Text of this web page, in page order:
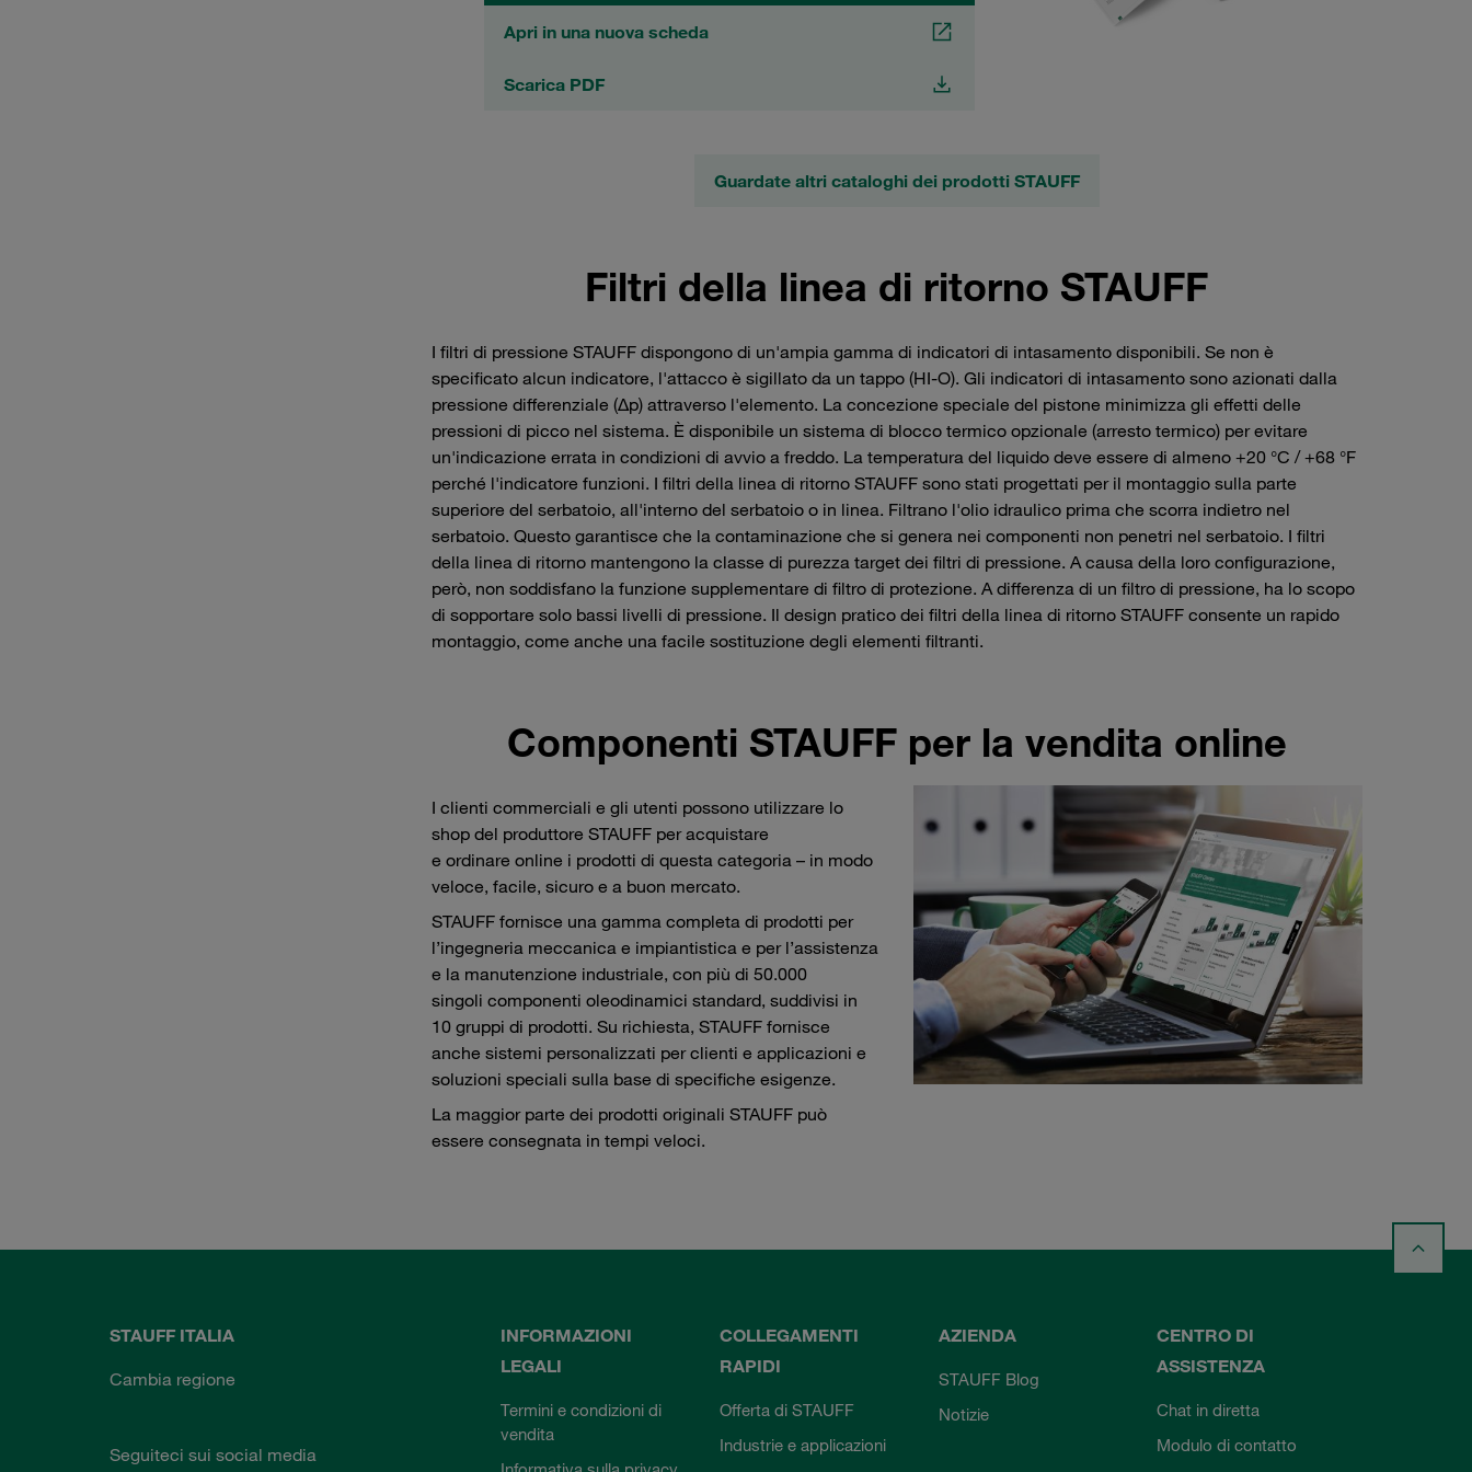
Apri in una nuova scheda
Scarica PDF
Guardate altri cataloghi dei prodotti STAUFF
Filtri della linea di ritorno STAUFF
I filtri di pressione STAUFF dispongono di un'ampia gamma di indicatori di intasamento disponibili. Se non è
specificato alcun indicatore, l'attacco è sigillato da un tappo (HI-O). Gli indicatori di intasamento sono azionati dalla
pressione differenziale (Δp) attraverso l'elemento. La concezione speciale del pistone minimizza gli effetti delle
pressioni di picco nel sistema. È disponibile un sistema di blocco termico opzionale (arresto termico) per evitare
un'indicazione errata in condizioni di avvio a freddo. La temperatura del liquido deve essere di almeno +20 °C / +68 °F
perché l'indicatore funzioni. I filtri della linea di ritorno STAUFF sono stati progettati per il montaggio sulla parte
superiore del serbatoio, all'interno del serbatoio o in linea. Filtrano l'olio idraulico prima che scorra indietro nel
serbatoio. Questo garantisce che la contaminazione che si genera nei componenti non penetri nel serbatoio. I filtri
della linea di ritorno mantengono la classe di purezza target dei filtri di pressione. A causa della loro configurazione,
però, non soddisfano la funzione supplementare di filtro di protezione. A differenza di un filtro di pressione, ha lo scopo
di sopportare solo bassi livelli di pressione. Il design pratico dei filtri della linea di ritorno STAUFF consente un rapido
montaggio, come anche una facile sostituzione degli elementi filtranti.
Componenti STAUFF per la vendita online
I clienti commerciali e gli utenti possono utilizzare lo
shop del produttore STAUFF per acquistare
e ordinare online i prodotti di questa categoria – in modo
veloce, facile, sicuro e a buon mercato.
STAUFF fornisce una gamma completa di prodotti per
l’ingegneria meccanica e impiantistica e per l’assistenza
e la manutenzione industriale, con più di 50.000
singoli componenti oleodinamici standard, suddivisi in
10 gruppi di prodotti. Su richiesta, STAUFF fornisce
anche sistemi personalizzati per clienti e applicazioni e
soluzioni speciali sulla base di specifiche esigenze.
La maggior parte dei prodotti originali STAUFF può
essere consegnata in tempi veloci.
STAUFF ITALIA
Cambia regione
Seguiteci sui social media
INFORMAZIONI
LEGALI
Termini e condizioni di
vendita
COLLEGAMENTI
RAPIDI
Offerta di STAUFF
Industrie e applicazioni
AZIENDA
STAUFF Blog
Notizie
CENTRO DI
ASSISTENZA
Chat in diretta
Modulo di contatto